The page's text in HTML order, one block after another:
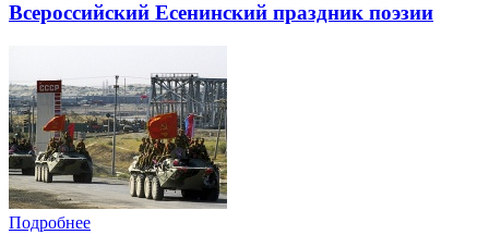
Всероссийский Есенинский праздник поэзии
Подробнее